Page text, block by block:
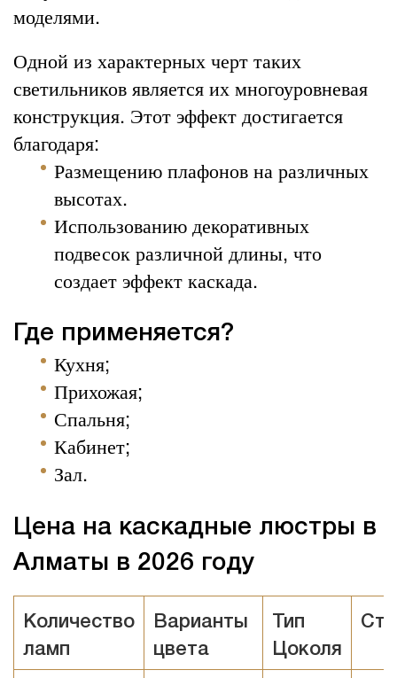
моделями.
Одной из характерных черт таких
светильников является их многоуровневая
конструкция. Этот эффект достигается
благодаря:
Размещению плафонов на различных
высотах.
Использованию декоративных
подвесок различной длины, что
создает эффект каскада.
Где применяется?
Кухня;
Прихожая;
Спальня;
Кабинет;
Зал.
Цена на каскадные люстры в
Алматы в 2026 году
Количество
ламп
Варианты
цвета
Тип
Цоколя